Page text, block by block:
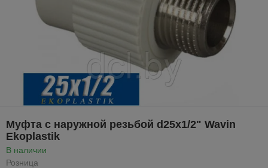
Муфта с наружной резьбой d25x1/2" Wavin
Ekoplastik
В наличии
Розница